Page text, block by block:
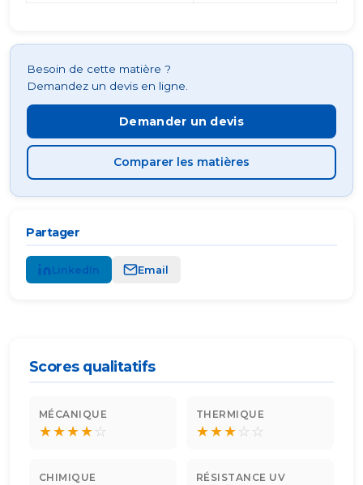
Scores qualitatifs
MÉCANIQUE
★★★★☆
THERMIQUE
★★★☆ ☆
CHIMIQUE RÉSISTANCE UV
Besoin de cette matière ?
Demandez un devis en ligne.
Demander un devis
Comparer les matières
Partager
LinkedIn Email